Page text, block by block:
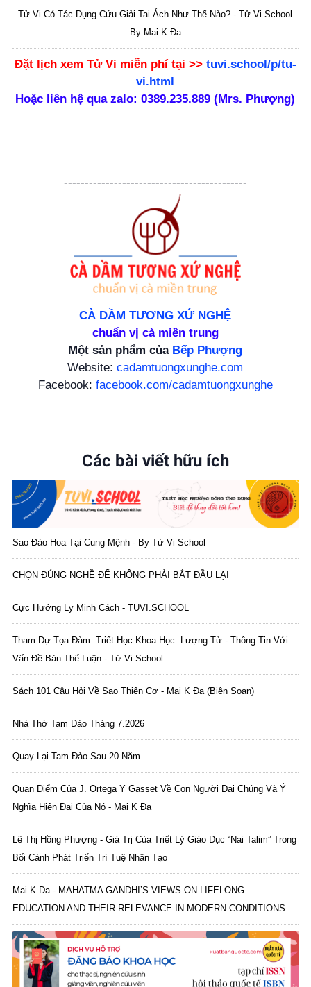
Tử Vi Có Tác Dụng Cứu Giải Tai Ách Như Thế Nào? - Tử Vi School
By Mai K Đa
Đặt lịch xem Tử Vi miễn phí tại >> tuvi.school/p/tu-
vi.html
Hoặc liên hệ qua zalo: 0389.235.889 (Mrs. Phượng)
--------------------------------------------
CÀ DẦM TƯƠNG XỨ NGHỆ
chuẩn vị cà miền trung
Một sản phẩm của Bếp Phượng
Website:cadamtuongxunghe.com
Facebook: facebook.com/cadamtuongxunghe
Các bài viết hữu ích
Sao Đào Hoa Tại Cung Mệnh - By Tử Vi School
CHỌN ĐÚNG NGHỀ ĐỂ KHÔNG PHẢI BẮT ĐẦU LẠI
Cực Hướng Ly Minh Cách - TUVI.SCHOOL
Tham Dự Tọa Đàm: Triết Học Khoa Học: Lượng Tử - Thông Tin Với
Vấn Đề Bản Thể Luận - Tử Vi School
Sách 101 Câu Hỏi Về Sao Thiên Cơ - Mai K Đa (biên Soạn)
Nhà Thờ Tam Đảo Tháng 7.2026
Quay Lại Tam Đảo Sau 20 Năm
Quan Điểm Của J. Ortega Y Gasset Về Con Người Đại Chúng Và Ý
Nghĩa Hiện Đại Của Nó - Mai K Đa
Lê Thị Hồng Phượng - Giá Trị Của Triết Lý Giáo Dục “Nai Talim” Trong
Bối Cảnh Phát Triển Trí Tuệ Nhân Tạo
Mai K Da - MAHATMA GANDHI’S VIEWS ON LIFELONG
EDUCATION AND THEIR RELEVANCE IN MODERN CONDITIONS